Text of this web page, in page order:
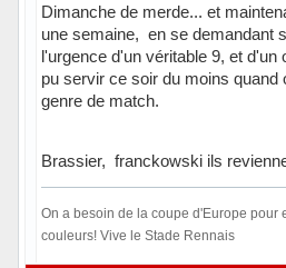
Dimanche de merde... et
une semaine, en se demandant
l'urgence d'un véritable 9, et d'un
pu servir ce soir du moins quand
genre de match.
Brassier, franckowski ils
On a besoin de la coupe d'Europe pour
couleurs! Vive le Stade Rennais